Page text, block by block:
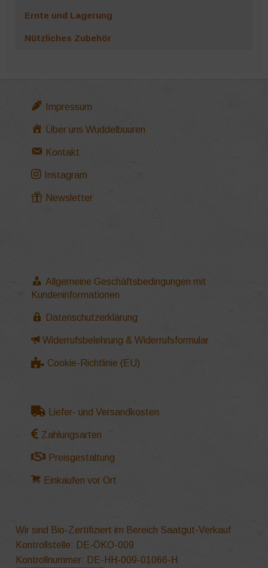
Ernte und Lagerung
Nützliches Zubehör
Impressum
Über uns Wuddelbuuren
Kontakt
Instagram
Newsletter
Allgemeine Geschäftsbedingungen mit
Kundeninformationen
Datenschutzerklärung
Widerrufsbelehrung & Widerrufsformular
Cookie-Richtlinie (EU)
Liefer- und Versandkosten
Zahlungsarten
Preisgestaltung
Einkaufen vor Ort
Wir sind Bio-Zertifiziert im Bereich Saatgut-Verkauf
Kontrollstelle: DE-ÖKO-009
Kontrollnummer: DE-HH-009-01066-H